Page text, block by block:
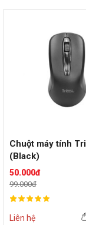
Chuột máy tính
(Black)
50.000đ
99.000đ
Liên hệ